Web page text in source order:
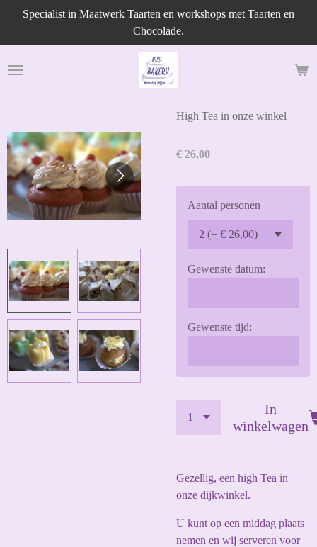
naar
de
Specialist in Maatwerk Taarten en workshops met Taarten en
Chocolade.
High Tea in onze winkel
€ 26,00
Aantal personen
Gewenste datum:
Gewenste tijd:
In
winkelwagen
Gezellig, een high Tea in
onze dijkwinkel.
U kunt op een middag plaats
nemen en wij serveren voor